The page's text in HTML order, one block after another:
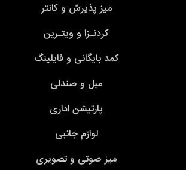
میز پذیرش و کانتر
کردنـزا و ویتـرین
کمد بایگانی و فایلینگ
مبل و صندلی
پارتیشن اداری
لوازم جانبی
میز صوتی و تصویری